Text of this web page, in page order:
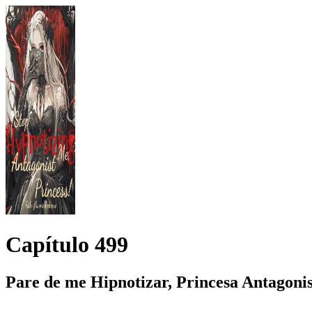
Capítulo 499
Pare de me Hipnotizar, Princesa